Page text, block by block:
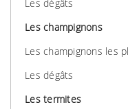
Les dégâts
Les champignons
Les champignons les
Les dégâts
Les termites